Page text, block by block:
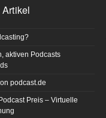
aktiven Podcasts
podcast.de
Preis – Virtuelle